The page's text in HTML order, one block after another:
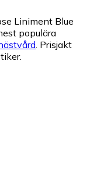
Liniment Blue
populära
Prisjakt